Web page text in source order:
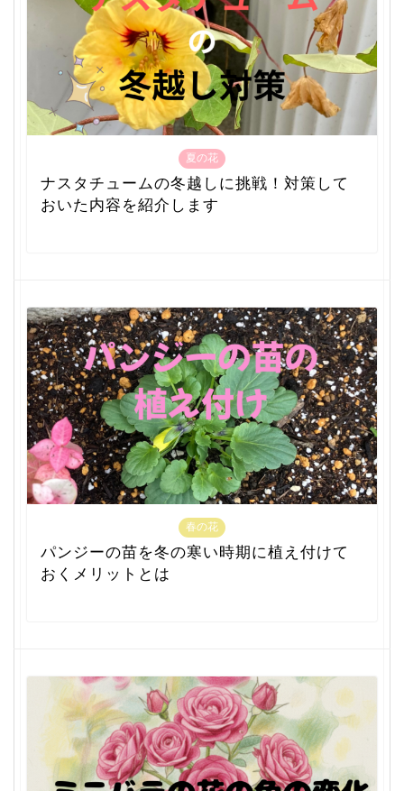
夏の花
ナスタチュームの冬越しに挑戦！対策して
おいた内容を紹介します
春の花
パンジーの苗を冬の寒い時期に植え付けて
おくメリットとは